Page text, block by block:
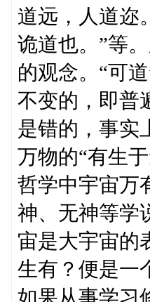
道远，人道迩
诡道也。”等
的观念。“可
不变的，即普
是错的，事实
万物的“有生
哲学中宇宙万
神、无神等学
宙是大宇宙的
生有？便是一
如果从事学习